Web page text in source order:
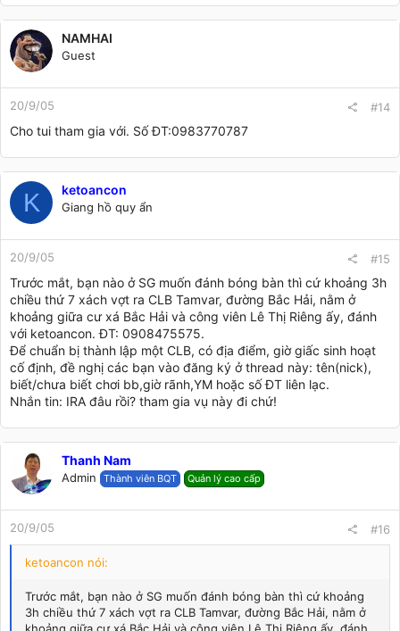
NAMHAI
Guest
20/9/05 #14
Cho tui tham gia với. Số ĐT:0983770787
K ketoancon
Giang hồ quy ẩn
20/9/05 #15
Trước mắt, bạn nào ở SG muốn đánh bóng bàn thì cứ khoảng 3h
chiều thứ 7 xách vợt ra CLB Tamvar, đường Bắc Hải, nằm ở
khoảng giữa cư xá Bắc Hải và công viên Lê Thị Riêng ấy, đánh
với ketoancon. ĐT: 0908475575.
Để chuẩn bị thành lập một CLB, có địa điểm, giờ giấc sinh hoạt
cố định, đề nghị các bạn vào đăng ký ở thread này: tên(nick),
biết/chưa biết chơi bb,giờ rãnh,YM hoặc số ĐT liên lạc.
Nhắn tin: IRA đâu rồi? tham gia vụ này đi chứ!
Thanh Nam
Admin Thành viên BQT Quản lý cao cấp
20/9/05 #16
ketoancon nói:
Trước mắt, bạn nào ở SG muốn đánh bóng bàn thì cứ khoảng
3h chiều thứ 7 xách vợt ra CLB Tamvar, đường Bắc Hải, nằm ở